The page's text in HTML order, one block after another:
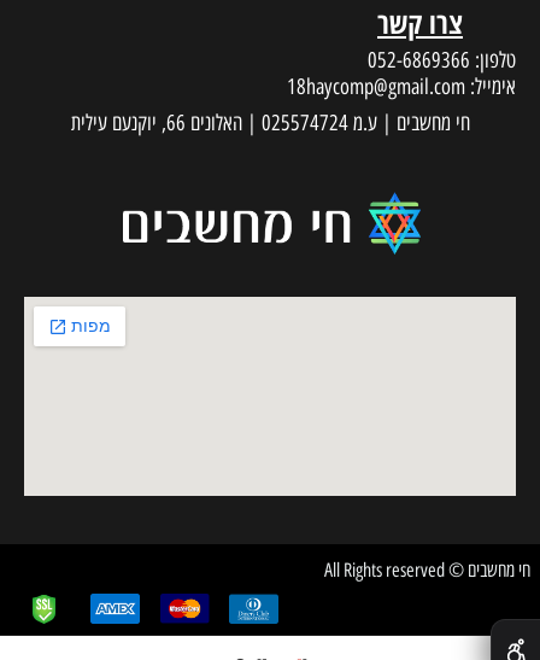
צרו קשר
טלפון: 052-6869366
אימייל: 18haycomp@gmail.com
חי מחשבים | ע.מ 025574724 | האלונים 66, יוקנעם עילית
חי מחשבים © All Rights reserved